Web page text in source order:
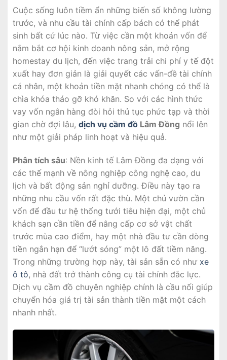
Cuộc sống luôn tiềm ẩn những biến số không lường
trước, và nhu cầu tài chính cấp bách có thể phát
sinh bất cứ lúc nào. Từ việc cần một khoản vốn để
nắm bắt cơ hội kinh doanh nông sản, mở rộng
homestay du lịch, đến việc trang trải chi phí y tế đột
xuất hay đơn giản là giải quyết các vấn-đề tài chính
cá nhân, một khoản tiền mặt nhanh chóng có thể là
chìa khóa tháo gỡ khó khăn. So với các hình thức
vay vốn ngân hàng đòi hỏi thủ tục phức tạp và thời
gian chờ đợi lâu, dịch vụ cầm đồ Lâm Đồng nổi lên
như một giải pháp linh hoạt và hiệu quả.
Phân tích sâu: Nền kinh tế Lâm Đồng đa dạng với
các thế mạnh về nông nghiệp công nghệ cao, du
lịch và bất động sản nghỉ dưỡng. Điều này tạo ra
những nhu cầu vốn rất đặc thù. Một chủ vườn cần
vốn để đầu tư hệ thống tưới tiêu hiện đại, một chủ
khách sạn cần tiền để nâng cấp cơ sở vật chất
trước mùa cao điểm, hay một nhà đầu tư cần dòng
tiền ngắn hạn để “lướt sóng” một lô đất tiềm năng.
Trong những trường hợp này, tài sản sẵn có như xe
ô tô, nhà đất trở thành công cụ tài chính đắc lực.
Dịch vụ cầm đồ chuyên nghiệp chính là cầu nối giúp
chuyển hóa giá trị tài sản thành tiền mặt một cách
nhanh nhất.